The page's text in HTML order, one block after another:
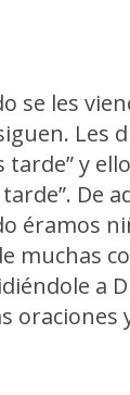
se les
Les
y
De
éramos
muchas
a
oraciones